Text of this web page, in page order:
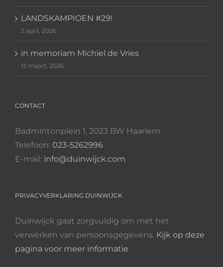
LANDSKAMPIOEN #29!
2 april, 2026
in memoriam Michiel de Vries
12 maart, 2026
CONTACT
Badmintonplein 1, 2023 BW Haarlem
Telefoon: 023-5262996
E-mail: info@duinwijck.com
PRIVACYVERKLARING DUINWIJCK
Duinwijck gaat zorgvuldig om met het
verwerken van persoonsgegevens. Kijk op deze
pagina voor meer informatie